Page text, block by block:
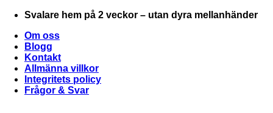
Skip
content
Svalare hem på 2 veckor – utan dyra mellanhänder
Om oss
Blogg
Kontakt
Allmänna villkor
Integritets policy
Frågor & Svar